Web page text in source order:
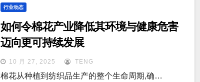
行业动态
如何令棉花产业降低其环境与健康危害
迈向更可持续发展
10 月 27, 2025 TENG
棉花从种植到纺织品生产的整个生命周期,确…